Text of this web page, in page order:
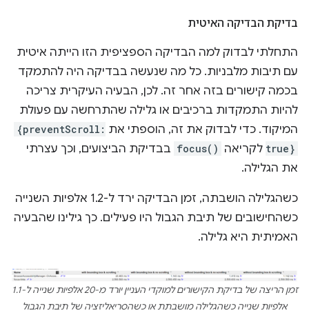
בדיקת הבדיקה האיטית
התחלתי לבדוק למה הבדיקה הספציפית הזו הייתה איטית
עם תיבות מלבניות. כל מה שנעשה בבדיקה היה להתמקד
בכמה קישורים בזה אחר זה. לכן, הבעיה העיקרית צריכה
להיות התמקדות ברכיבים או גלילה שהתרחשה עם פעולת
המיקוד. כדי לבדוק את זה, הוספתי את {preventScroll:
true} לקריאה focus() בבדיקת הביצועים, וכך עצרתי
את הגלילה.
כשהגלילה הושבתה, זמן הבדיקה ירד ל-1.2 אלפיות השנייה
כשהחישובים של תיבת הגבול היו פעילים. כך גילינו שהבעיה
האמיתית היא גלילה.
זמן הריצה של בדיקת הקישורים למוקדי העניין יורד מ-20 אלפיות שנייה ל-1.1
אלפיות שנייה כשהגלילה מושבתת או כשהסריאליזציה של תיבת הגבול